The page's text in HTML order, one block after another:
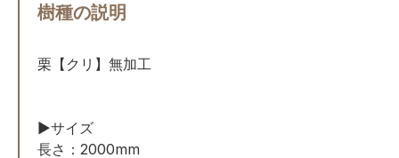
樹種の説明
栗【クリ】無加工
▶サイズ
長さ：2000mm